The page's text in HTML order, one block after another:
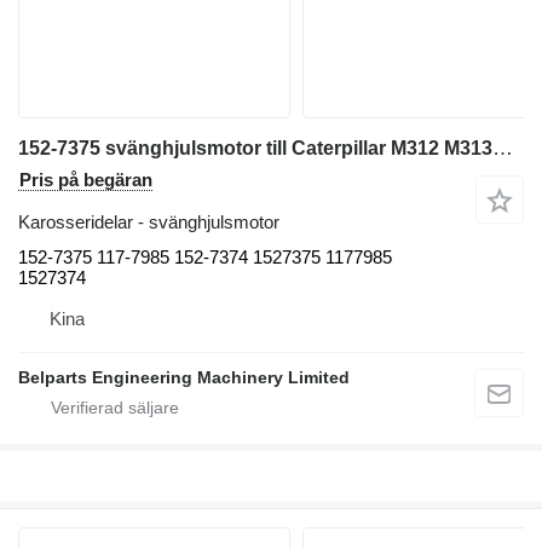
152-7375 svänghjulsmotor till Caterpillar M312 M313C M313D M314F M315 M315C M315D M316C M316D M317D2 grävmaskin
Pris på begäran
Karosseridelar - svänghjulsmotor
152-7375 117-7985 152-7374 1527375 1177985
1527374
Kina
Belparts Engineering Machinery Limited